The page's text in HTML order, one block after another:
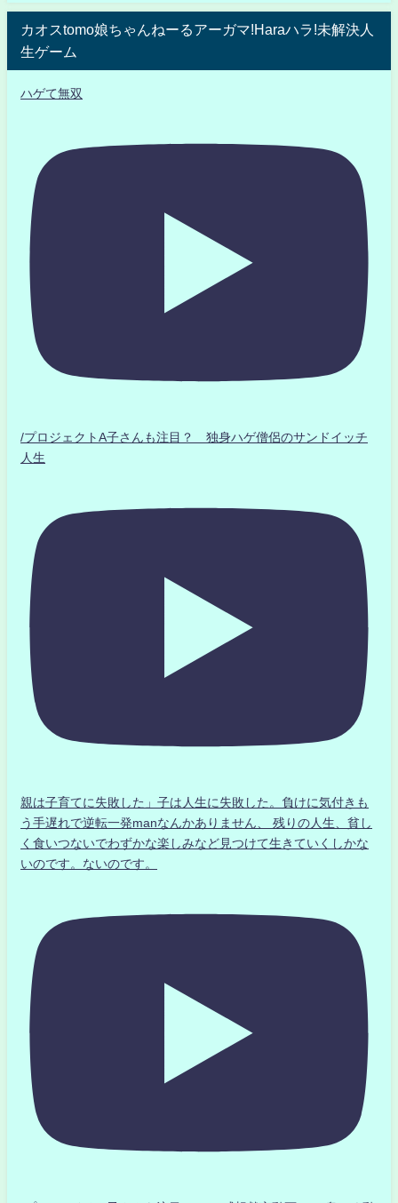
カオスtomo娘ちゃんねーるアーガマ!Haraハラ!未解決人
生ゲーム
ハゲて無双
/プロジェクトA子さんも注目？ 独身ハゲ僧侶のサンドイッチ
人生
親は子育てに失敗した」子は人生に失敗した。負けに気付きも
う手遅れで逆転一発manなんかありません、 残りの人生、貧し
く食いつないでわずかな楽しみなど見つけて生きていくしかな
いのです。ないのです。